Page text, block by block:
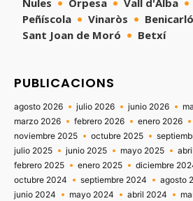
Peñíscola
Vinaròs
Benicarló
Sant Joan de Moró
Betxí
PUBLICACIONS
agosto 2026 julio 2026 junio 2026
marzo 2026
febrero 2026 enero 2026
noviembre 2025
octubre 2025
julio 2025
junio 2025 mayo 2025
febrero 2025
enero 2025 diciembre
octubre 2024
septiembre 2024 agosto
junio 2024
mayo 2024 abril 2024